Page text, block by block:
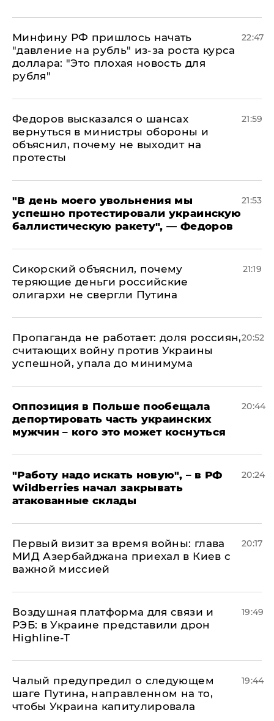
Минфину РФ пришлось начать
"давление на рубль" из-за роста курса
доллара: "Это плохая новость для
рубля"
22:47
Федоров высказался о шансах
вернуться в министры обороны и
объяснил, почему не выходит на
протесты
21:59
​"В день моего увольнения мы
успешно протестировали украинскую
баллистическую ракету", — Федоров
21:53
Сикорский объяснил, почему
теряющие деньги российские
олигархи не свергли Путина
21:19
​Пропаганда не работает: доля россиян,
считающих войну против Украины
успешной, упала до минимума
20:52
Оппозиция в Польше пообещала
депортировать часть украинских
мужчин – кого это может коснуться
20:44
"Работу надо искать новую", – в РФ
Wildberries начал закрывать
атакованные склады
20:24
Первый визит за время войны: глава
МИД Азербайджана приехал в Киев с
важной миссией
20:17
Воздушная платформа для связи и
РЭБ: в Украине представили дрон
Highline-T
19:49
Чалый предупредил о следующем
шаге Путина, направленном на то,
чтобы Украина капитулировала
19:44